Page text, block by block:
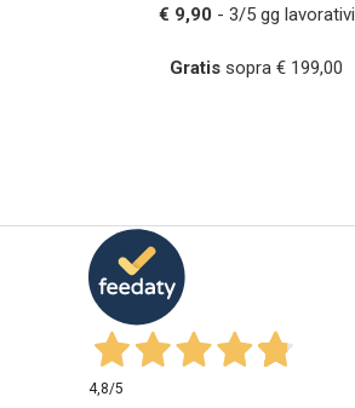
€ 9,90 - 3/5 gg lavorativi
Gratis sopra € 199,00
4,8/5